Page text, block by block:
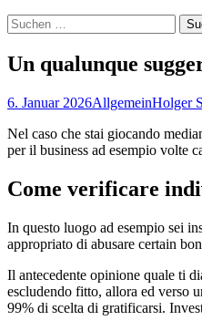
Suchen
nach:
Un qualunque
6. Januar 2026AllgemeinHolger
Nel caso che stai giocando
per il business ad esempio volte
Come verificare
In questo luogo ad esempio sei
appropriato di abusare certain
Il antecedente opinione quale ti
escludendo fitto, allora ed verso
99% di scelta di gratificarsi.